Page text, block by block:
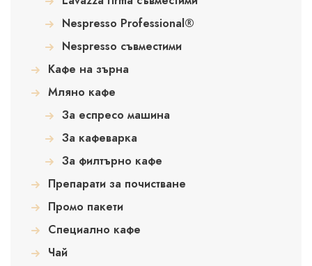
Nespresso Professional®
Nespresso съвместими
Кафе на зърна
Мляно кафе
За еспресо машина
За кафеварка
За филтърно кафе
Препарати за почистване
Промо пакети
Специално кафе
Чай